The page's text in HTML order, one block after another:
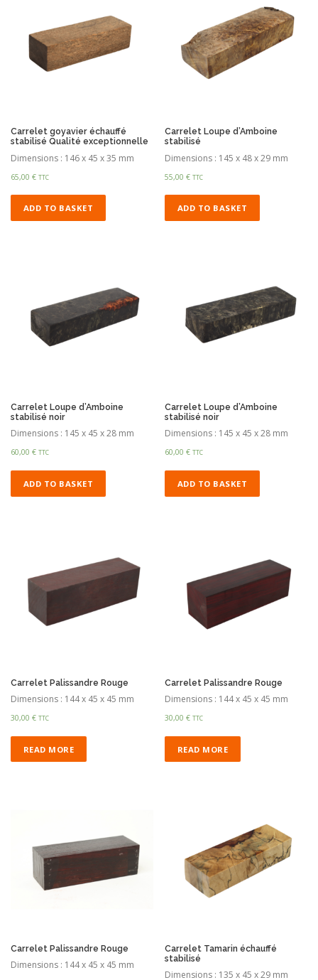
Carrelet goyavier échauffé
stabilisé Qualité exceptionnelle
Dimensions : 146 x 45 x 35 mm
65,00 € TTC
ADD TO BASKET
Carrelet Loupe d’Amboine
stabilisé
Dimensions : 145 x 48 x 29 mm
55,00€ TTC
ADD TO BASKET
Carrelet Loupe d’Amboine
stabilisé noir
Dimensions : 145 x 45 x 28 mm
60,00 € TTC
ADD TO BASKET
Carrelet Loupe d’Amboine
stabilisé noir
Dimensions : 145 x 45 x 28 mm
60,00€ TTC
ADD TO BASKET
Carrelet Palissandre Rouge
Dimensions : 144 x 45 x 45 mm
30,00 € TTC
READ MORE
Carrelet Palissandre Rouge
Dimensions : 144 x 45 x 45 mm
30,00€ TTC
READ MORE
Carrelet Palissandre Rouge
Dimensions : 144 x 45 x 45 mm
Carrelet Tamarin échauffé
stabilisé
Dimensions : 135 x 45 x 29 mm